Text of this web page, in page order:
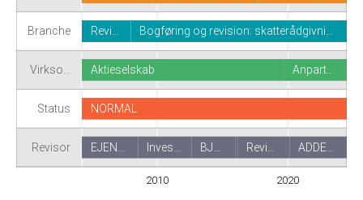
Branche
Virkso…
Status
Revisor
2010 2020
Revi… Bogføring og revision: skatterådgivni…
Aktieselskab Anpart…
NORMAL
BJ…
EJEN… Inves… ADDE…
Revi…